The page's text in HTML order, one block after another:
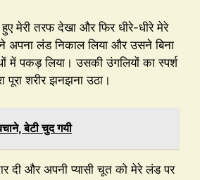
हुए मेरी तरफ देखा और फिर धीरे-धीरे मेरे
लंड निकाल लिया और उसने बिना
पकड़ लिया। उसकी उंगलियों का स्पर्श
पूरा शरीर झनझना उठा।
बेटी चुद गयी
दी और अपनी प्यासी चूत को मेरे लंड पर